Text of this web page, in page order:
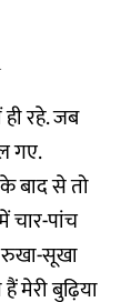
रहे. जब
गए.
बाद से तो
चार-पांच
रुखा-सूखा
मेरी बुढ़िया